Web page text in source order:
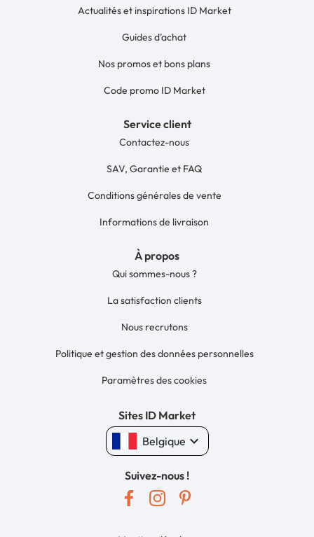
Actualités et inspirations ID Market
Guides d'achat
Nos promos et bons plans
Code promo ID Market
Service client
Contactez-nous
SAV, Garantie et FAQ
Conditions générales de vente
Informations de livraison
À propos
Qui sommes-nous ?
La satisfaction clients
Nous recrutons
Politique et gestion des données personnelles
Paramètres des cookies
Sites ID Market
Belgique keyboard_arrow_down
Suivez-nous !